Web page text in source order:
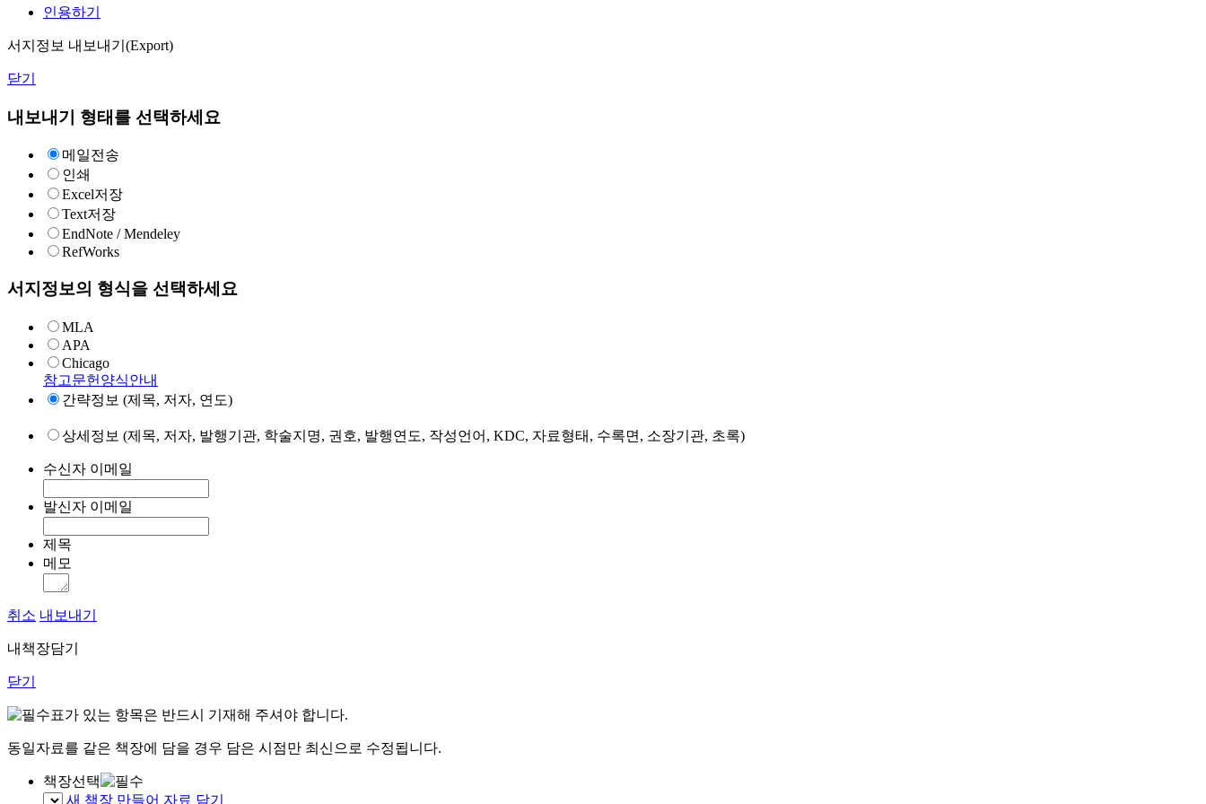
인용하기
서지정보 내보내기(Export)
닫기
내보내기 형태를 선택하세요
메일전송
인쇄
Excel저장
Text저장
EndNote / Mendeley
RefWorks
서지정보의 형식을 선택하세요
MLA
APA
Chicago
참고문헌양식안내
간략정보 (제목, 저자, 연도)
상세정보 (제목, 저자, 발행기관, 학술지명, 권호, 발행연도, 작성언어, KDC, 자료형태, 수록면, 소장기관, 초록)
수신자 이메일
발신자 이메일
제목
메모
취소 내보내기
내책장담기
닫기
표가 있는 항목은 반드시 기재해 주셔야 합니다.
동일자료를 같은 책장에 담을 경우 담은 시점만 최신으로 수정됩니다.
책장선택
새 책장 만들어 자료 담기